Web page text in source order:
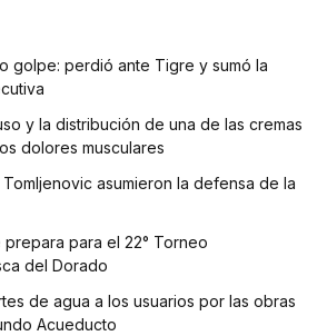
golpe: perdió ante Tigre y sumó la
y la distribución de una de las cremas
dolores musculares
Tomljenovic asumieron la defensa de la
prepara para el 22° Torneo
del Dorado
de agua a los usuarios por las obras
Acueducto